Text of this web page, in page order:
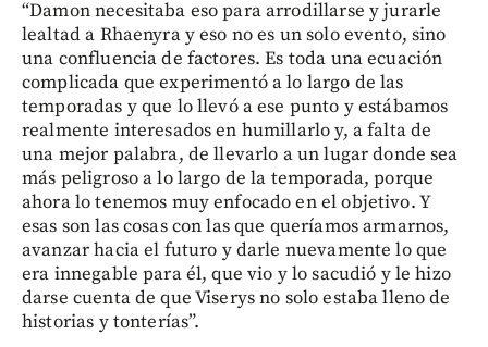
“Damon necesitaba eso para arrodillarse y jurarle
lealtad a Rhaenyra y eso no es un solo evento, sino
una confluencia de factores. Es toda una ecuación
complicada que experimentó a lo largo de las
temporadas y que lo llevó a ese punto y estábamos
realmente interesados en humillarlo y, a falta de
una mejor palabra, de llevarlo a un lugar donde sea
más peligroso a lo largo de la temporada, porque
ahora lo tenemos muy enfocado en el objetivo. Y
esas son las cosas con las que queríamos armarnos,
avanzar hacia el futuro y darle nuevamente lo que
era innegable para él, que vio y lo sacudió y le hizo
darse cuenta de que Viserys no solo estaba lleno de
historias y tonterías”.